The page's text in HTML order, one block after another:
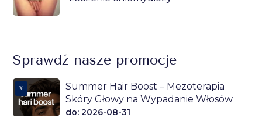
Sprawdź nasze promocje
%
Summer Hair Boost – Mezoterapia
Skóry Głowy na Wypadanie Włosów
do: 2026-08-31